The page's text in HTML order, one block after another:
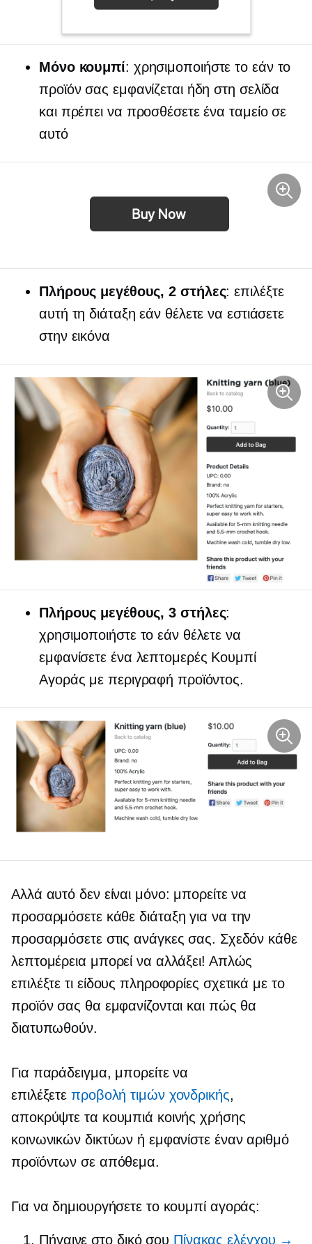
Μόνο κουμπί: χρησιμοποιήστε το εάν το
προϊόν σας εμφανίζεται ήδη στη σελίδα
και πρέπει να προσθέσετε ένα ταμείο σε
αυτό
Πλήρους μεγέθους, 2 στήλες: επιλέξτε
αυτή τη διάταξη εάν θέλετε να εστιάσετε
στην εικόνα
Πλήρους μεγέθους, 3 στήλες:
χρησιμοποιήστε το εάν θέλετε να
εμφανίσετε ένα λεπτομερές Κουμπί
Αγοράς με περιγραφή προϊόντος.
Αλλά αυτό δεν είναι μόνο: μπορείτε να
προσαρμόσετε κάθε διάταξη για να την
προσαρμόσετε στις ανάγκες σας. Σχεδόν κάθε
λεπτομέρεια μπορεί να αλλάξει! Απλώς
επιλέξτε τι είδους πληροφορίες σχετικά με το
προϊόν σας θα εμφανίζονται και πώς θα
διατυπωθούν.
Για παράδειγμα, μπορείτε να
επιλέξετεπροβολή τιμών χονδρικής,
αποκρύψτε τα κουμπιά κοινής χρήσης
κοινωνικών δικτύων ή εμφανίστε έναν αριθμό
προϊόντων σε απόθεμα.
Για να δημιουργήσετε το κουμπί αγοράς:
Πήγαινε στο δικό σου Πίνακας ελέγχου →